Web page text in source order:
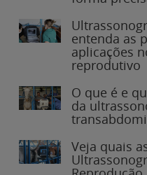
entenda as
aplicações
reprodutivo
O que é e
da
Veja quais
Reprodução